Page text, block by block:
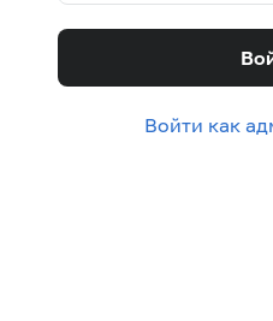
Войти как